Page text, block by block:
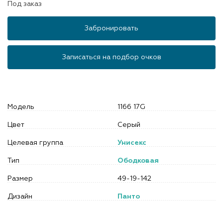
Под заказ
Забронировать
Записаться на подбор очков
Модель 1166 17G
Цвет Серый
Целевая группа Унисекс
Тип Ободковая
Размер 49-19-142
Дизайн Панто